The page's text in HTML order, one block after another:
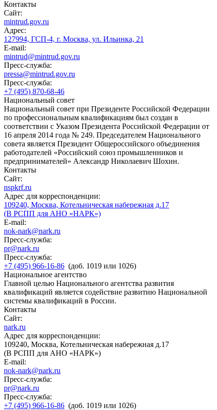
Контакты
Сайт:
mintrud.gov.ru
Адрес:
127994, ГСП-4, г. Москва, ул. Ильинка, 21
E-mail:
mintrud@mintrud.gov.ru
Пресс-служба:
pressa@mintrud.gov.ru
Пресс-служба:
+7 (495) 870-68-46
Национальный совет
Национальный совет при Президенте Российской Федерации
по профессиональным квалификациям был создан в
соответствии с Указом Президента Российской Федерации от
16 апреля 2014 года № 249. Председателем Национального
совета является Президент Общероссийского объединения
работодателей «Российский союз промышленников и
предпринимателей» Александр Николаевич Шохин.
Контакты
Сайт:
nspkrf.ru
Адрес для корреспонденции:
109240, Москва, Котельническая набережная д.17
(В РСПП для АНО «НАРК»)
E-mail:
nok-nark@nark.ru
Пресс-служба:
pr@nark.ru
Пресс-служба:
+7 (495) 966-16-86 (доб. 1019 или 1026)
Национальное агентство
Главной целью Национального агентства развития
квалификаций является содействие развитию Национальной
системы квалификаций в России.
Контакты
Сайт:
nark.ru
Адрес для корреспонденции:
109240, Москва, Котельническая набережная д.17
(В РСПП для АНО «НАРК»)
E-mail:
nok-nark@nark.ru
Пресс-служба:
pr@nark.ru
Пресс-служба:
+7 (495) 966-16-86 (доб. 1019 или 1026)